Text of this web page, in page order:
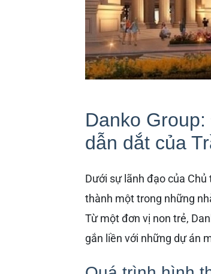
Danko
dẫn dắt của
Dưới sự lãnh đạo của Chủ
thành một trong những
Từ một đơn vị non trẻ,
gắn liền với những dự án